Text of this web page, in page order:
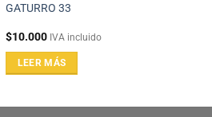
GATURRO 33
$10.000 IVA incluido
LEER MÁS